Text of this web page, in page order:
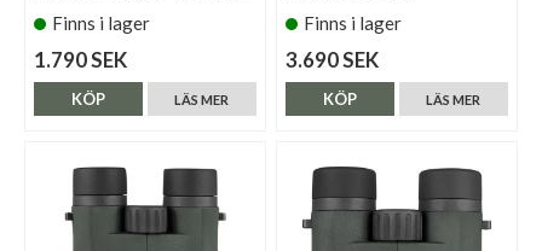
Finns i lager
1.790 SEK
LÄS MER
KÖP
Finns i lager
3.690 SEK
LÄS MER
KÖP